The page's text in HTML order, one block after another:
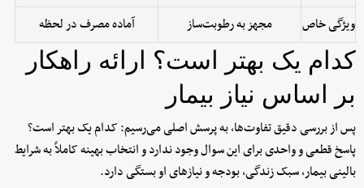
ویژگی خاص مجهز به رطوبت‌ساز آماده مصرف در لحظه
کدام یک بهتر است؟ ارائه راهکار
بر اساس نیاز بیمار
پس از بررسی دقیق تفاوت‌ها، به پرسش اصلی می‌رسیم: کدام یک بهتر است؟
پاسخ قطعی و واحدی برای این سوال وجود ندارد و انتخاب بهینه کاملاً به شرایط
بالینی بیمار، سبک زندگی، بودجه و نیازهای او بستگی دارد.